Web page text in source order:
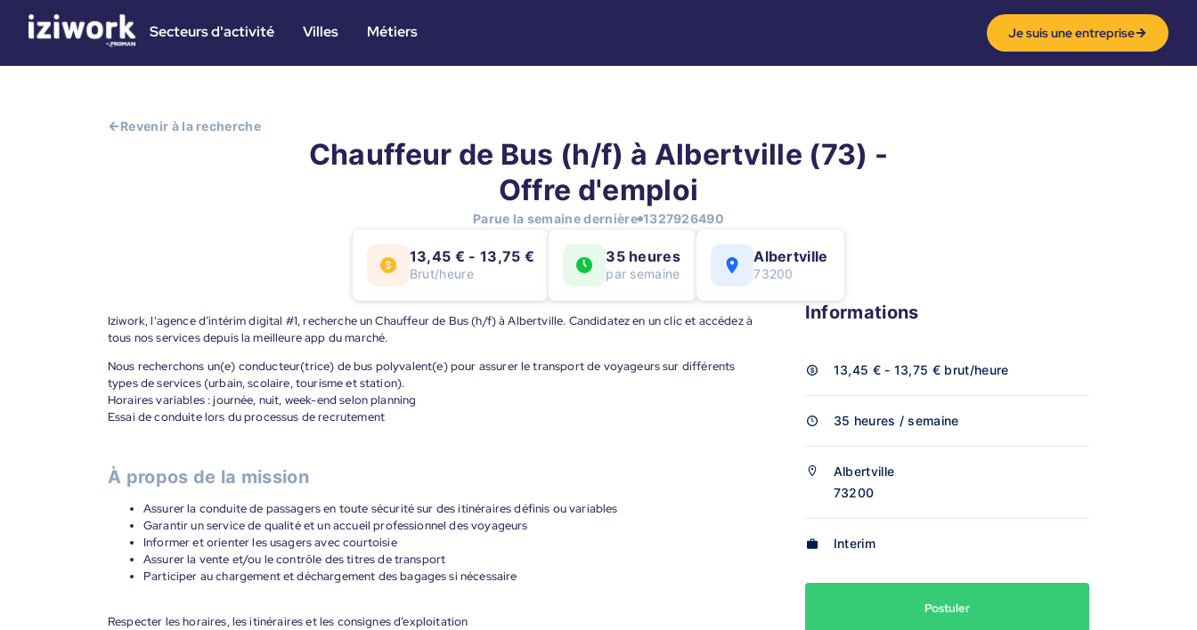
Secteurs d'activité Villes Métiers Je suis une entreprise
Revenir à la recherche
Chauffeur de Bus (h/f) à Albertville (73) -
Offre d'emploi
Parue la semaine dernière 1327926490
13,45 € - 13,75 €
Brut/heure
35 heures
par semaine
Albertville
73200
Iziwork, l'agence d’intérim digital #1, recherche un Chauffeur de Bus (h/f) à Albertville. Candidatez en un clic et accédez à
tous nos services depuis la meilleure app du marché.
Nous recherchons un(e) conducteur(trice) de bus polyvalent(e) pour assurer le transport de voyageurs sur différents
types de services (urbain, scolaire, tourisme et station).
Horaires variables : journée, nuit, week-end selon planning
Essai de conduite lors du processus de recrutement
À propos de la mission
Assurer la conduite de passagers en toute sécurité sur des itinéraires définis ou variables
Garantir un service de qualité et un accueil professionnel des voyageurs
Informer et orienter les usagers avec courtoisie
Assurer la vente et/ou le contrôle des titres de transport
Participer au chargement et déchargement des bagages si nécessaire
Respecter les horaires, les itinéraires et les consignes d’exploitation
Informations
13,45 € - 13,75 € brut/heure
35 heures / semaine
Albertville
73200
Interim
Postuler